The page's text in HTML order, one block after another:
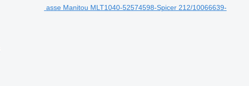
asse Manitou MLT1040-52574598-Spicer 212/10066639-